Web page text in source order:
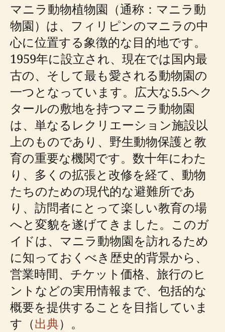
マニラ動物植物園（通称：マニラ動
物園）は、フィリピンのマニラの中
心に位置する象徴的な目的地です。
1959年に設立され、現在では国内最
古の、そして最も愛される動物園の
一つとなっています。広大な5.5ヘク
タールの敷地を持つマニラ動物園
は、単なるレクリエーション施設以
上のものであり、野生動物保護と教
育の重要な機関です。数十年にわた
り、多くの拡張と改修を経て、動物
たちのための現代的な避難所であ
り、訪問者にとって楽しい教育の場
へと変貌を遂げてきました。このガ
イドは、マニラ動物園を訪れるため
に知っておくべき歴史的背景から、
営業時間、チケット価格、旅行のヒ
ントなどの実用情報まで、包括的な
概要を提供することを目指していま
す（出典）。